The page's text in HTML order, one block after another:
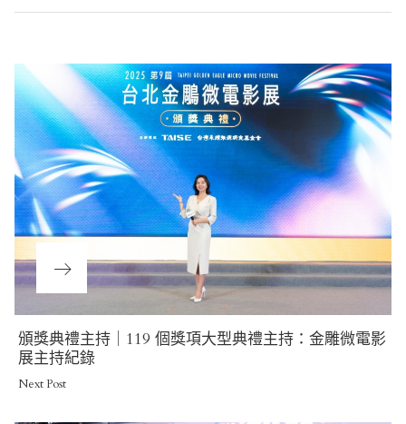
navigation
Next
Post
頒獎典禮主持｜119 個獎項大型典禮主持：金雕微電影
展主持紀錄
Next Post